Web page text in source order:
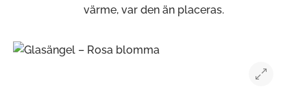
värme, var den än placeras.